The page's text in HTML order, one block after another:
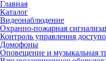
Главная
Каталог
Видеонаблюдение
Охранно-пожарная
Контроль управления
Домофоны
Оповещение и музыкальная